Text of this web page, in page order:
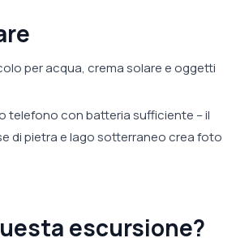
per acqua, crema solare e oggetti
telefono con batteria sufficiente – il
di pietra e lago sotterraneo crea foto
escursione?